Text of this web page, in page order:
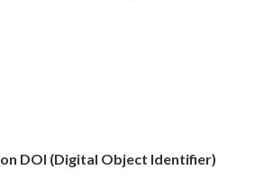
DOI (Digital Object Identifier)